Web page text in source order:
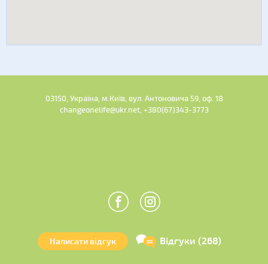
03150, Україна, м.Київ, вул. Антоновича 59, оф. 18
changeonelife@ukr.net, +380(67)343-3773
Написати відгук Відгуки (268)